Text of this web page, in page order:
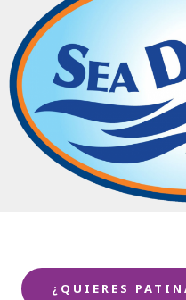
¿QUIERES